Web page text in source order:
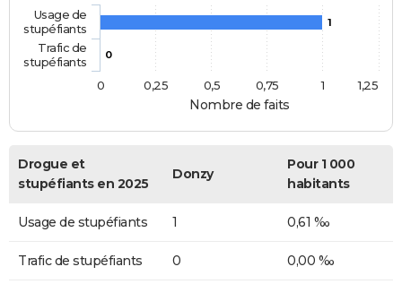
Nombre de faits
1
0
Usage de
stupéfiants
Trafic de
stupéfiants
0
1
0,25 0,5 0,75 1,25
Drogue et
stupéfiants en 2025
Donzy
Pour 1 000
habitants
Usage de stupéfiants 1 0,61 ‰
Trafic de stupéfiants 0 0,00 ‰